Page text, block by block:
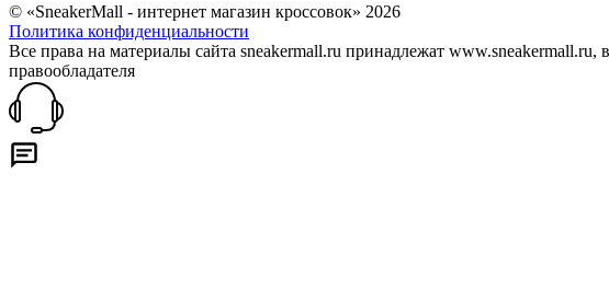
© «SneakerMall - интернет магазин кроссовок» 2026
Политика конфиденциальности
Все права на материалы сайта sneakermall.ru принадлежат
правообладателя